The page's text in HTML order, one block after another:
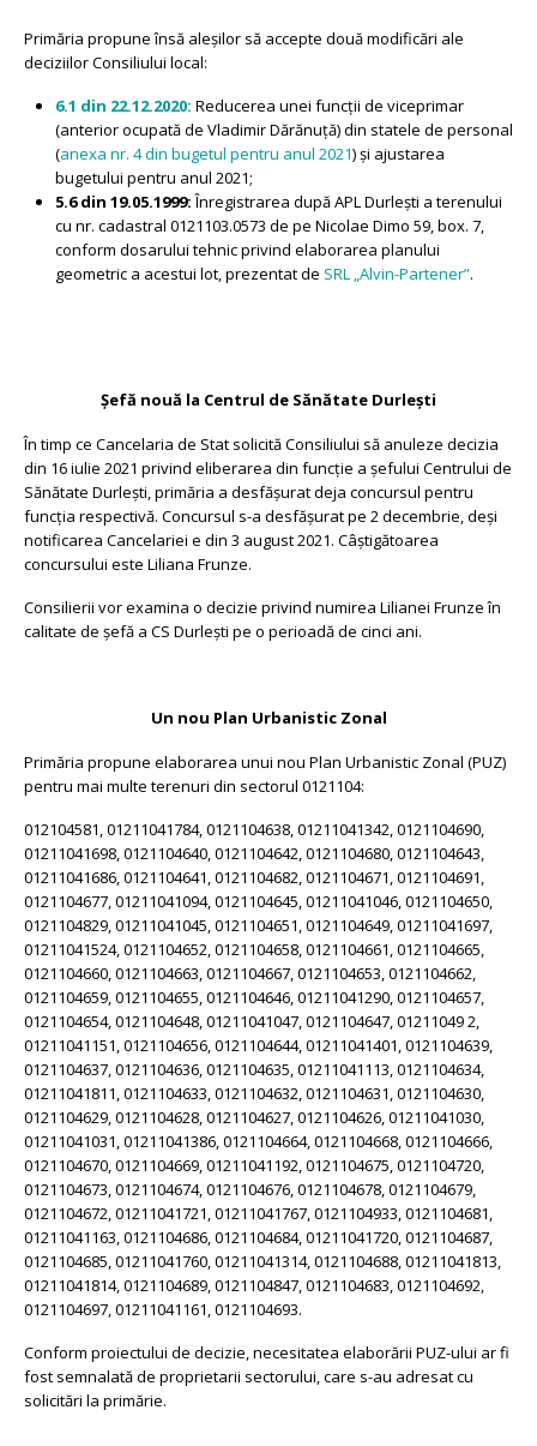
Primăria propune însă aleșilor să accepte două modificări ale
deciziilor Consiliului local:
6.1 din 22.12.2020: Reducerea unei funcții de viceprimar
(anterior ocupată de Vladimir Dărănuță) din statele de personal
(anexa nr. 4 din bugetul pentru anul 2021) și ajustarea
bugetului pentru anul 2021;
5.6 din 19.05.1999:Înregistrarea după APL Durlești a terenului
cu nr. cadastral 0121103.0573 de pe Nicolae Dimo 59, box. 7,
conform dosarului tehnic privind elaborarea planului
geometric a acestui lot, prezentat de SRL „Alvin-Partener”.
Șefă nouă la Centrul de Sănătate Durlești
În timp ce Cancelaria de Stat solicită Consiliului să anuleze decizia
din 16 iulie 2021 privind eliberarea din funcție a șefului Centrului de
Sănătate Durlești, primăria a desfășurat deja concursul pentru
funcția respectivă. Concursul s-a desfășurat pe 2 decembrie, deși
notificarea Cancelariei e din 3 august 2021. Câștigătoarea
concursului este Liliana Frunze.
Consilierii vor examina o decizie privind numirea Lilianei Frunze în
calitate de șefă a CS Durlești pe o perioadă de cinci ani.
Un nou Plan Urbanistic Zonal
Primăria propune elaborarea unui nou Plan Urbanistic Zonal (PUZ)
pentru mai multe terenuri din sectorul 0121104:
012104581, 01211041784, 0121104638, 01211041342, 0121104690,
01211041698, 0121104640,0121104642, 0121104680, 0121104643,
01211041686, 0121104641, 0121104682,0121104671, 0121104691,
0121104677, 01211041094, 0121104645,01211041046,0121104650,
0121104829, 01211041045, 0121104651, 0121104649, 01211041697,
01211041524, 0121104652, 0121104658, 0121104661, 0121104665,
0121104660, 0121104663, 0121104667, 0121104653, 0121104662,
0121104659,0121104655,0121104646, 01211041290, 0121104657,
0121104654, 0121104648,01211041047,0121104647, 01211049 2,
01211041151, 0121104656, 0121104644,01211041401,0121104639,
0121104637, 0121104636, 0121104635, 01211041113,0121104634,
01211041811,0121104633, 0121104632, 0121104631, 0121104630,
0121104629, 0121104628, 0121104627, 0121104626, 01211041030,
01211041031, 01211041386,0121104664, 0121104668, 0121104666,
0121104670, 0121104669,01211041192,0121104675, 0121104720,
0121104673, 0121104674, 0121104676,0121104678, 0121104679,
0121104672, 01211041721, 01211041767, 0121104933,0121104681,
01211041163, 0121104686, 0121104684, 01211041720, 0121104687,
0121104685, 01211041760, 01211041314, 0121104688, 01211041813,
01211041814, 0121104689, 0121104847, 0121104683, 0121104692,
0121104697, 01211041161, 0121104693.
Conform proiectului de decizie, necesitatea elaborării PUZ-ului ar fi
fost semnalată de proprietarii sectorului, care s-au adresat cu
solicitări la primărie.